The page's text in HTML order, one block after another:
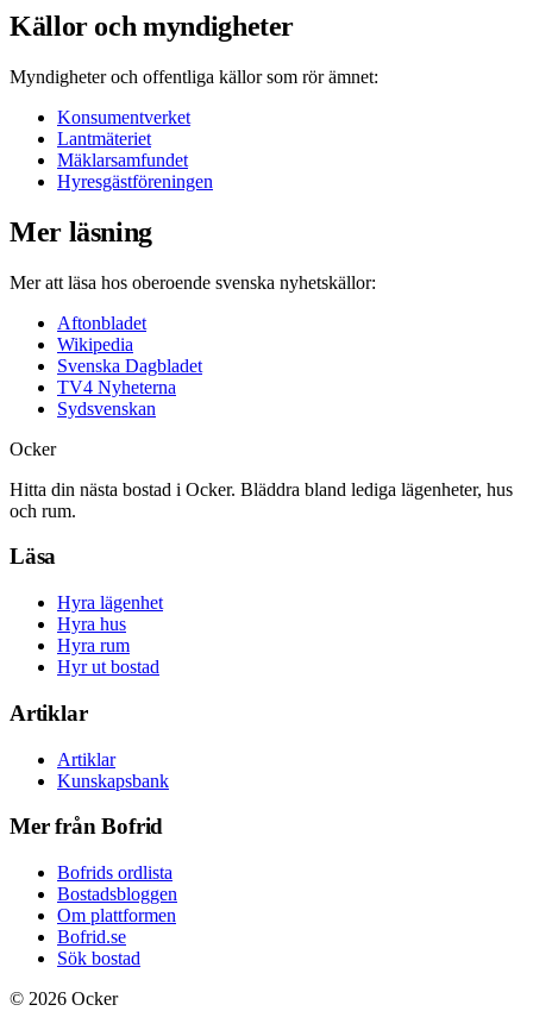
Källor och myndigheter
Myndigheter och offentliga källor som rör ämnet:
Konsumentverket
Lantmäteriet
Mäklarsamfundet
Hyresgästföreningen
Mer läsning
Mer att läsa hos oberoende svenska nyhetskällor:
Aftonbladet
Wikipedia
Svenska Dagbladet
TV4 Nyheterna
Sydsvenskan
Ocker
Hitta din nästa bostad i Ocker. Bläddra bland lediga lägenheter, hus
och rum.
Läsa
Hyra lägenhet
Hyra hus
Hyra rum
Hyr ut bostad
Artiklar
Artiklar
Kunskapsbank
Mer från Bofrid
Bofrids ordlista
Bostadsbloggen
Om plattformen
Bofrid.se
Sök bostad
© 2026 Ocker